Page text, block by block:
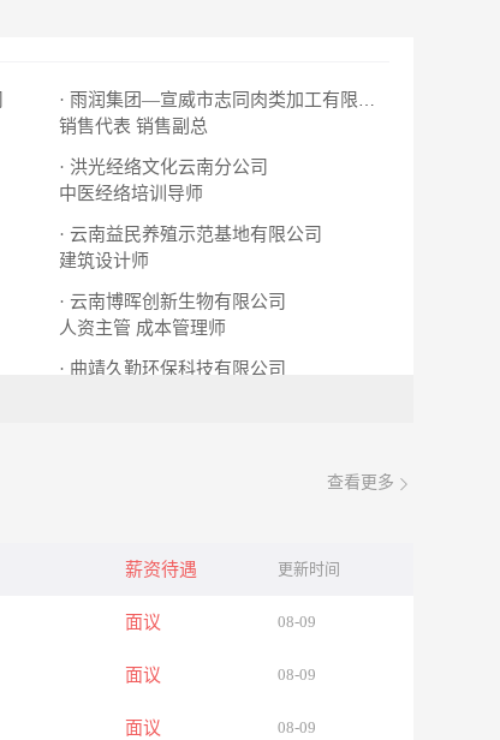
· 雨润集团—宣威市志同肉类加工有限公司
销售代表 销售副总
· 洪光经络文化云南分公司
中医经络培训导师
· 云南益民养殖示范基地有限公司
建筑设计师
· 云南博晖创新生物有限公司
人资主管 成本管理师
· 曲靖久勤环保科技有限公司
查看更多
薪资待遇 更新时间
面议 08-09
面议 08-09
面议 08-09